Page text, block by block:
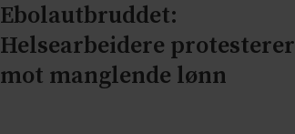
Ebolautbruddet:
Helsearbeidere protesterer
mot manglende lønn